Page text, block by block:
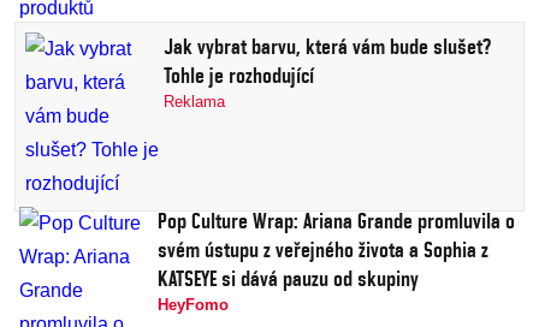
Jak vybrat barvu, která vám bude slušet?
Tohle je rozhodující
Reklama
Pop Culture Wrap: Ariana Grande promluvila o
svém ústupu z veřejného života a Sophia z
KATSEYE si dává pauzu od skupiny
HeyFomo